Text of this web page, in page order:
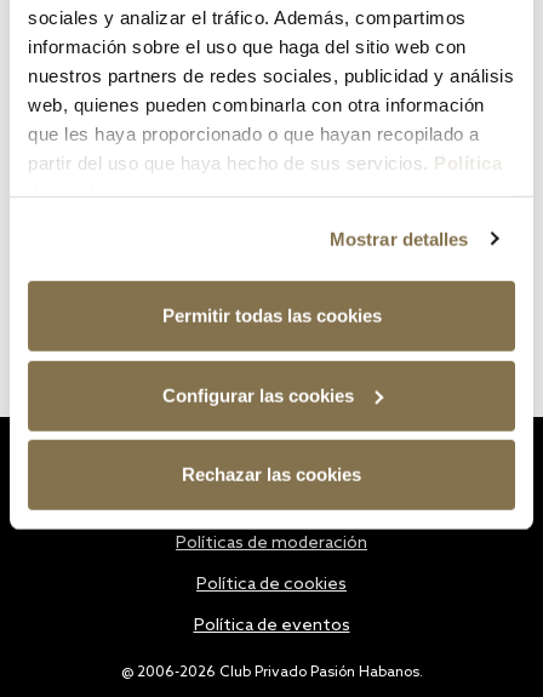
sociales y analizar el tráfico. Además, compartimos
información sobre el uso que haga del sitio web con
nuestros partners de redes sociales, publicidad y análisis
web, quienes pueden combinarla con otra información
que les haya proporcionado o que hayan recopilado a
partir del uso que haya hecho de sus servicios. Política
Mostrar detalles
Permitir todas las cookies
Configurar las cookies
Rechazar las cookies
¿Has olvidado tu contraseña?
@ 2006-2026 Club Privado Pasión Habanos.
Políticas de moderación
Política de cookies
Política de eventos